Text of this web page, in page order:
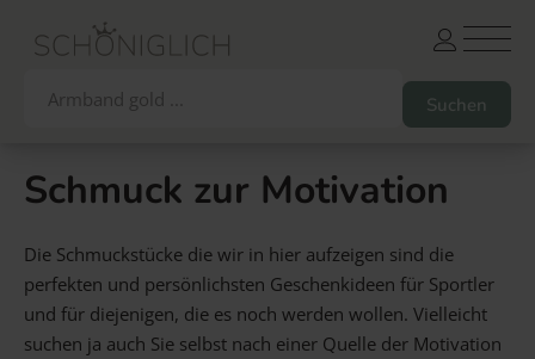
Ketten und Anhänger
Ohrringe und Piercings
Schlüsselanhänger
Gesamtes Sortiment
Schmuck zur Motivation
Die Schmuckstücke die wir in hier aufzeigen sind die
perfekten und persönlichsten Geschenkideen für Sportler
und für diejenigen, die es noch werden wollen. Vielleicht
suchen ja auch Sie selbst nach einer Quelle der Motivation